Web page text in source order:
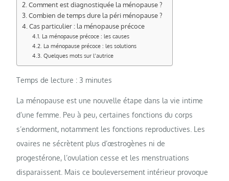
Comment est diagnostiquée la ménopause ?
Combien de temps dure la péri ménopause ?
Cas particulier : la ménopause précoce
La ménopause précoce : les causes
La ménopause précoce : les solutions
Quelques mots sur l’autrice
Temps de lecture : 3 minutes
La ménopause est une nouvelle étape dans la vie intime
d’une femme. Peu à peu, certaines fonctions du corps
s’endorment, notamment les fonctions reproductives. Les
ovaires ne sécrètent plus d’œstrogènes ni de
progestérone, l’ovulation cesse et les menstruations
disparaissent. Mais ce bouleversement intérieur provoque